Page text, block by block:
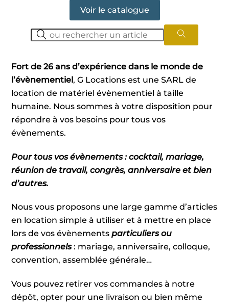
Voir le catalogue
Fort de 26 ans d’expérience dans le monde de
l’évènementiel, G Locations est une SARL de
location de matériel évènementiel à taille
humaine. Nous sommes à votre disposition pour
répondre à vos besoins pour tous vos
évènements.
Pour tous vos évènements : cocktail, mariage,
réunion de travail, congrès, anniversaire et bien
d’autres.
Nous vous proposons une large gamme d’articles
en location simple à utiliser et à mettre en place
lors de vos évènementsparticuliers ou
professionnels: mariage, anniversaire, colloque,
convention, assemblée générale…
Vous pouvez retirer vos commandes à notre
dépôt, opter pour une livraison ou bien même